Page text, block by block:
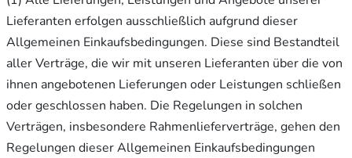
Lieferanten erfolgen ausschließlich aufgrund dieser
Allgemeinen Einkaufsbedingungen. Diese sind Bestandteil
aller Verträge, die wir mit unseren Lieferanten über die von
ihnen angebotenen Lieferungen oder Leistungen schließen
oder geschlossen haben. Die Regelungen in solchen
Verträgen, insbesondere Rahmenlieferverträge, gehen den
Regelungen dieser Allgemeinen Einkaufsbedingungen